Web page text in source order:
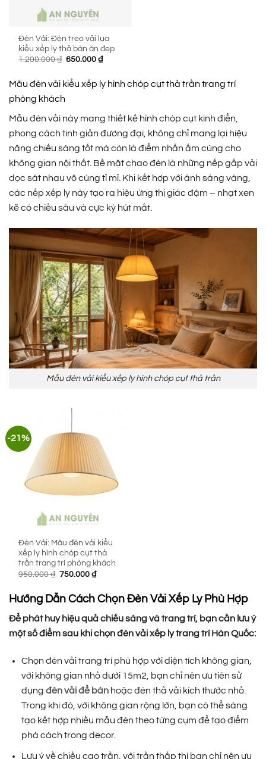
Đèn Vải: Đèn treo vải lụa
kiểu xếp ly thả bàn ăn đẹp
1.200.000₫ Giá
1.200.000 ₫.
650.000₫Giá
là:
650.000 ₫.
Mẫu đèn vải kiểu xếp ly hình chóp cụt thả trần trang trí
phòng khách
Mẫu đèn vải này mang thiết kế hình chóp cụt kinh điển,
phong cách tinh giản đương đại, không chỉ mang lại hiệu
năng chiếu sáng tốt mà còn là điểm nhấn ấm cúng cho
không gian nội thất. Bề mặt chao đèn là những nếp gấp vải
dọc sát nhau vô cùng tỉ mỉ. Khi kết hợp với ánh sáng vàng,
các nếp xếp ly này tạo ra hiệu ứng thị giác đậm – nhạt xen
kẽ có chiều sâu và cực kỳ hút mắt.
Mẫu đèn vải kiểu xếp ly hình chóp cụt thả trần
-21%
Đèn Vải: Mẫu đèn vải kiểu
xếp ly hình chóp cụt thả
trần trang trí phòng khách
950.000₫ Giá
950.000 ₫.
750.000₫Giá
là:
750.000 ₫.
Hướng Dẫn Cách Chọn Đèn Vải Xếp Ly Phù Hợp
Để phát huy hiệu quả chiếu sáng và trang trí, bạn cần lưu ý
một số điểm sau khi chọn đèn vải xếp ly trang trí Hàn Quốc:
Chọn đèn vải trang trí phù hợp với diện tích không gian,
với không gian nhỏ dưới 15m2, bạn chỉ nên ưu tiên sử
dụng đèn vải để bànhoặc đèn thả vải kích thước nhỏ.
Trong khi đó, với không gian rộng lớn, bạn có thể sáng
tạo kết hợp nhiều mẫu đèn theo từng cụm để tạo điểm
phá cách trong decor.
Lưu ý về chiều cao trần, với trần thấp thì bạn chỉ nên ưu